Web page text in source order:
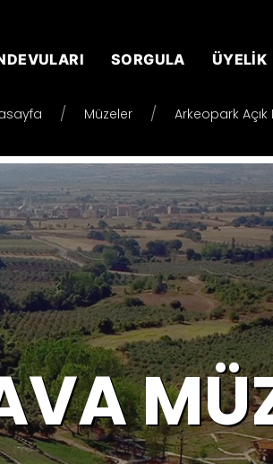
SORGULA ÜYELİK
Müzeler Arkeopark